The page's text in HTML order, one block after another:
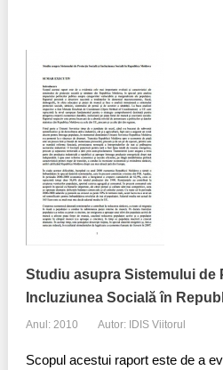
Studiu asupra Sistemului de
Incluziunea Socială în
Anul: 2010 Autor: IDIS Viitorul
Scopul acestui raport este de a